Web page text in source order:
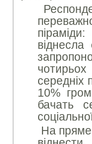
середніх
10%
бачать
На пряме